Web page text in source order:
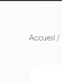
Accueil /